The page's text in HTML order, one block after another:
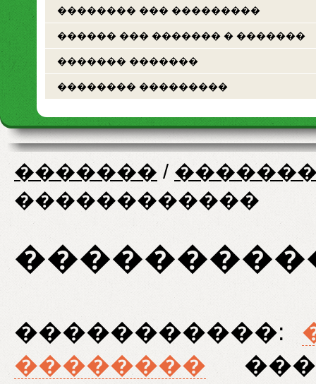
�������� ��� ���������
������ ��� ������� � �������
������� �������
�������� ���������
������� /
������������
�����������:
��������